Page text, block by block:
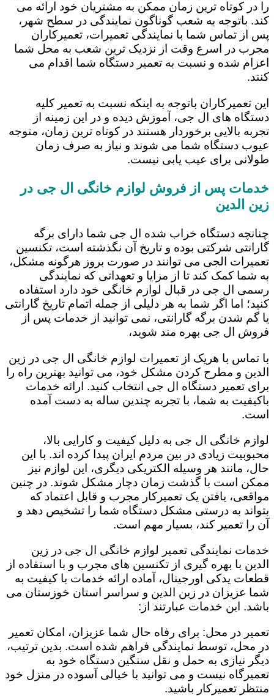
را در کوتاه ترین زمان ممکن به مشتریان خود ارائه می
کند. باتوجه به شعب گوناگون نمایندگی در سطح شهر،
پس از تماس شما با نمایندگی تعمیرات، تعمیرکاران
مجرب در اسرع وقت از نزدیک ترین شعب به محل شما
اعزام شده و نسبت به تعمیر دستگاه شما اقدام می
کنند.
این تعمیرکاران باتوجه به اینکه نسبت به تعمیر کلیه
دستگاه های ال جی، آموزش دیده و در این زمینه از
تجربه بالایی برخوردار هستند در کوتاه ترین زمان، متوجه
عیوب دستگاه شما می شوند و نیاز به صرف زمان
طولانی برای عیب یابی نیست.
خدمات پس از فروش لوازم خانگی ال جی در
زین الدین
چنانچه دستگاه خراب شده ال جی شما دارای برگه
گارانتی شرکتی بوده و تاریخ آن نگذشته است، تکنسین
تعمیرات الجی می توانند در صورت بروز هرگونه مشکل،
به شما کمک کند تا از مزایا و تعهداتی که نمایندگی
رسمی ال جی در قبال لوازم خانگی خود دارد استفاده
کنید؛ اما اگر شما به هر دلیلی از جمله اتمام تاریخ گارانتی
یا گم شدن برگه گارانتی، نمی توانید از خدمات پس از
فروش ال جی بهره مند شوید،
با تماس با هریک از تعمیرات لوازم خانگی ال جی در زین
الدین و مطرح کردن مشکل خود، می توانید بهترین راه را
برای تعمیر دستگاه ال جی انتخاب کنید. ارائه خدمات
باکیفیت به شما، با تجربه چندین ساله به دست آمده
است.
لوازم خانگی ال جی به دلیل کیفیت و کارایی بالا،
محبوبیت زیادی در بین مردم ایران پیدا کرده اند. با این
حال، مانند هر وسیله الکتریکی دیگری، این لوازم نیز
ممکن است با گذشت زمان دچار مشکل شوند. در چنین
مواقعی، یافتن یک تعمیرکار مجرب و قابل اعتماد که
بتواند به درستی مشکل دستگاه شما را تشخیص دهد و
آن را تعمیر کند، بسیار مهم است.
خدمات نمایندگی تعمیر لوازم خانگی ال جی در زین
الدین با بهره گیری از تکنسین های مجرب و با استفاده از
قطعات یدکی اورجینال، آماده ارائه خدمات با کیفیت به
شما عزیزان در زین الدین و سراسر استان خوزستان می
باشد. این خدمات عبارتند از:
تعمیر در محل: برای رفاه حال شما عزیزان، امکان تعمیر
در محل، توسط نمایندگی فراهم شده است. بدین ترتیب،
دیگر نیازی به حمل و نقل سنگین دستگاه خود به
تعمیرگاه نیست و می توانید با خیالی آسوده در منزل خود
منتظر تعمیرکار باشید.